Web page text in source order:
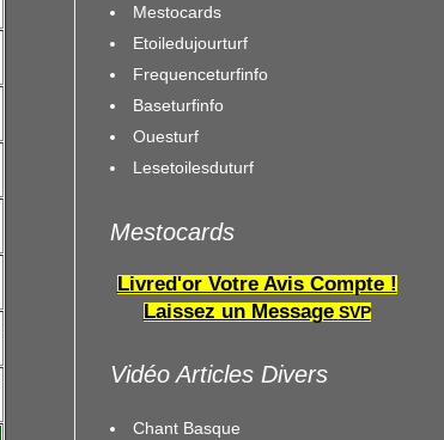
Mestocards
Etoiledujourturf
Frequenceturfinfo
Baseturfinfo
Ouesturf
Lesetoilesduturf
Mestocards
Livred'or Votre Avis Compte !
Laissez un Message SVP
Vidéo Articles Divers
Chant Basque